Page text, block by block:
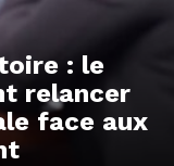
: le
relancer
face aux